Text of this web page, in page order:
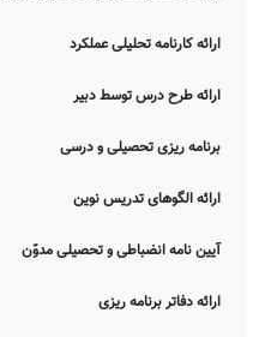
ارائه کارنامه تحلیلی عملکرد
ارائه طرح درس توسط دبیر
برنامه ریزی تحصیلی و درسی
ارائه الگوهای تدریس نوین
آیین نامه انضباطی و تحصیلی مدوّن
ارائه دفاتر برنامه ریزی